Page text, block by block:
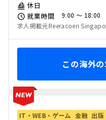
休日
就業時間
9:00 〜 18:00
求人掲載元Reeracoen
この海外
IT・WEB・ゲーム 金融 出版